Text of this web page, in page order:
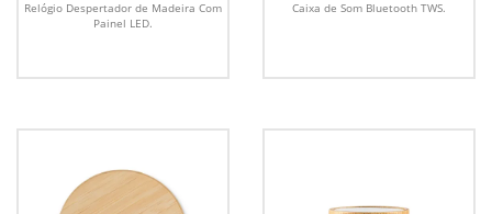
Relógio Despertador de Madeira Com
Painel LED.
Caixa de Som Bluetooth TWS.